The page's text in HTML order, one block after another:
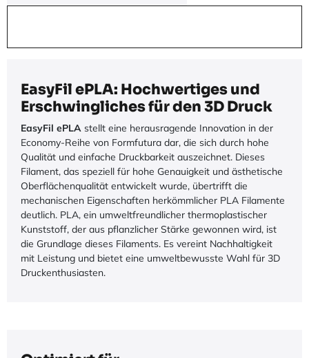
EasyFil ePLA: Hochwertiges und
Erschwingliches für den 3D Druck
EasyFil ePLA stellt eine herausragende Innovation in der
Economy-Reihe von Formfutura dar, die sich durch hohe
Qualität und einfache Druckbarkeit auszeichnet. Dieses
Filament, das speziell für hohe Genauigkeit und ästhetische
Oberflächenqualität entwickelt wurde, übertrifft die
mechanischen Eigenschaften herkömmlicher PLA Filamente
deutlich. PLA, ein umweltfreundlicher thermoplastischer
Kunststoff, der aus pflanzlicher Stärke gewonnen wird, ist
die Grundlage dieses Filaments. Es vereint Nachhaltigkeit
mit Leistung und bietet eine umweltbewusste Wahl für 3D
Druckenthusiasten.